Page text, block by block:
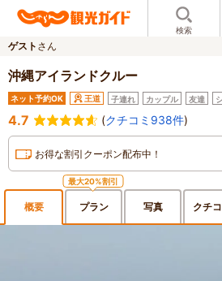
検索
ゲスト さん
沖縄アイランドクルー
ネット予約OK 王道 子連れ カップル 友達
4.7 (クチコミ938件)
お得な割引クーポン配布中！
概要
最大20%割引
プラン 写真 クチ